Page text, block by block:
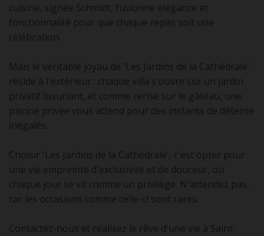
cuisine, signée Schmidt, fusionne élégance et
fonctionnalité pour que chaque repas soit une
célébration.
Mais le véritable joyau de 'Les Jardins de la Cathédrale'
réside à l'extérieur : chaque villa s'ouvre sur un jardin
privatif luxuriant, et comme cerise sur le gâteau, une
piscine privée vous attend pour des instants de détente
inégalés.
Choisir 'Les Jardins de la Cathédrale', c'est opter pour
une vie empreinte d'exclusivité et de douceur, où
chaque jour se vit comme un privilège. N'attendez pas,
car les occasions comme celle-ci sont rares.
Contactez-nous et réalisez le rêve d'une vie à Saint-